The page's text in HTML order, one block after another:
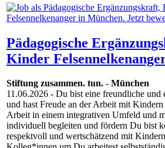
Pädagogische
Kinder
Stiftung zusammen. tun. - München
11.06.2026 - Du bist eine freundliche und
und hast Freude an der Arbeit mit
Arbeit in einem integrativen Umfeld und
individuell begleiten und fördern Du bist
respektvoll und wertschätzend mit